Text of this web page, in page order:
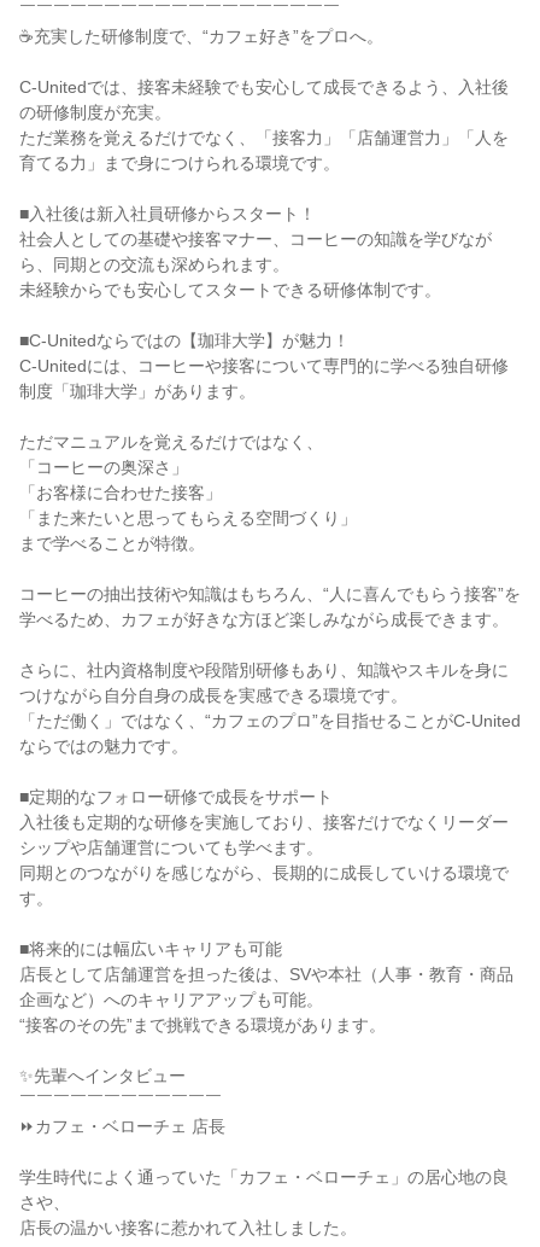
￣￣￣￣￣￣￣￣￣￣￣￣￣￣￣￣￣￣￣
☕充実した研修制度で、“カフェ好き”をプロへ。
C-Unitedでは、接客未経験でも安心して成長できるよう、入社後
の研修制度が充実。
ただ業務を覚えるだけでなく、「接客力」「店舗運営力」「人を
育てる力」まで身につけられる環境です。
■入社後は新入社員研修からスタート！
社会人としての基礎や接客マナー、コーヒーの知識を学びなが
ら、同期との交流も深められます。
未経験からでも安心してスタートできる研修体制です。
■C-Unitedならではの【珈琲大学】が魅力！
C-Unitedには、コーヒーや接客について専門的に学べる独自研修
制度「珈琲大学」があります。
ただマニュアルを覚えるだけではなく、
「コーヒーの奥深さ」
「お客様に合わせた接客」
「また来たいと思ってもらえる空間づくり」
まで学べることが特徴。
コーヒーの抽出技術や知識はもちろん、“人に喜んでもらう接客”を
学べるため、カフェが好きな方ほど楽しみながら成長できます。
さらに、社内資格制度や段階別研修もあり、知識やスキルを身に
つけながら自分自身の成長を実感できる環境です。
「ただ働く」ではなく、“カフェのプロ”を目指せることがC-United
ならではの魅力です。
■定期的なフォロー研修で成長をサポート
入社後も定期的な研修を実施しており、接客だけでなくリーダー
シップや店舗運営についても学べます。
同期とのつながりを感じながら、長期的に成長していける環境で
す。
■将来的には幅広いキャリアも可能
店長として店舗運営を担った後は、SVや本社（人事・教育・商品
企画など）へのキャリアアップも可能。
“接客のその先”まで挑戦できる環境があります。
✨先輩へインタビュー
￣￣￣￣￣￣￣￣￣￣￣￣
⏩カフェ・ベローチェ 店長
学生時代によく通っていた「カフェ・ベローチェ」の居心地の良
さや、
店長の温かい接客に惹かれて入社しました。